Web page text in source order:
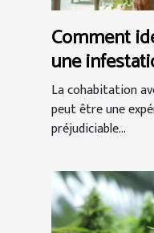
Comment
une
chez vous
La cohabitation
peut être une
préjudiciable...